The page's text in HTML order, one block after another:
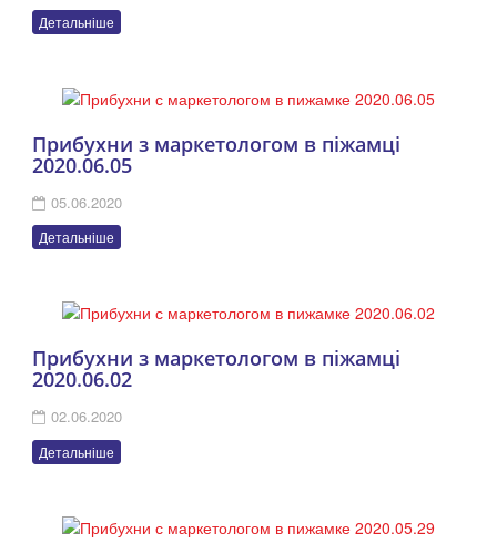
Детальніше
Прибухни з маркетологом в піжамці
2020.06.05
05.06.2020
Детальніше
Прибухни з маркетологом в піжамці
2020.06.02
02.06.2020
Детальніше